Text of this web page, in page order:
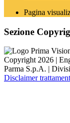
Pagina
Sezione
Copyright 2026 |
Parma S.p.A. |
Disclaimer